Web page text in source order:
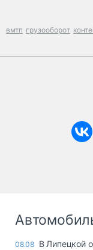
вмтп грузооборот
08.08 В Липецкой